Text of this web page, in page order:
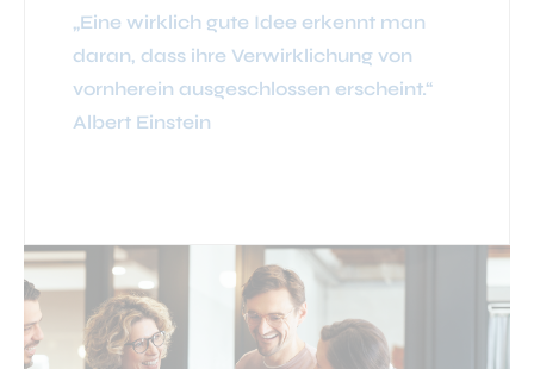
„Eine wirklich gute Idee erkennt man
daran, dass ihre Verwirklichung von
vornherein ausgeschlossen erscheint.“
Albert Einstein